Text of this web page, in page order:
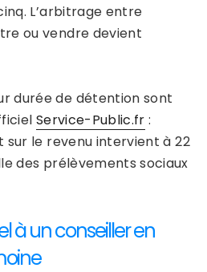
L’arbitrage entre
ou vendre devient
durée de détention sont
Service-Public.fr :
sur le revenu intervient à 22
des prélèvements sociaux
à un conseiller en